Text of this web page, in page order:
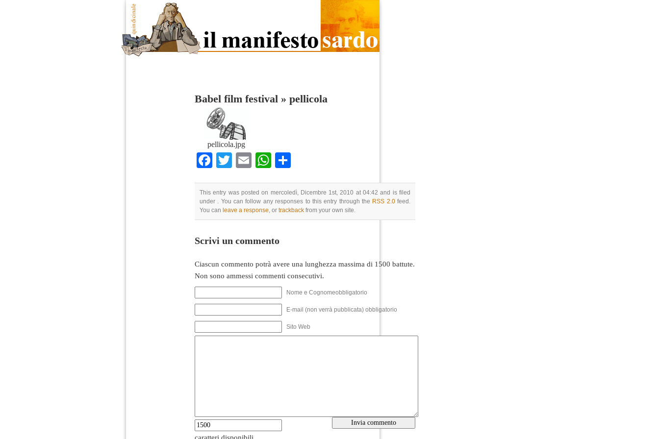
Babel film festival » pellicola
pellicola.jpg
Facebook
TwitterEmailWhatsApp
This entry was posted on mercoledì, Dicembre 1st, 2010 at 04:42 and is filed
under . You can follow any responses to this entry through the RSS 2.0feed.
You can leave a response, or trackback from your own site.
Scrivi un commento
Ciascun commento potrà avere una lunghezza massima di 1500 battute.
Non sono ammessi commenti consecutivi.
Nome e Cognomeobbligatorio
E-mail (non verrà pubblicata) obbligatorio
Sito Web